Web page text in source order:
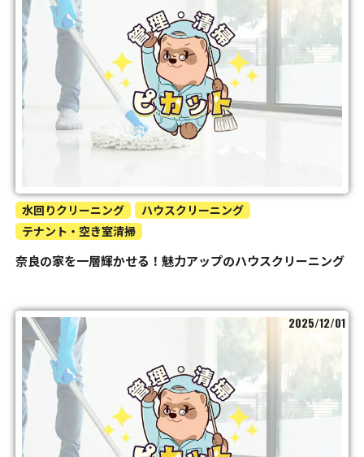
水回りクリーニング
ハウスクリーニング
テナント・空き室清掃
奈良の家を一層輝かせる！魅力アップのハウスクリーニング
2025/12/01